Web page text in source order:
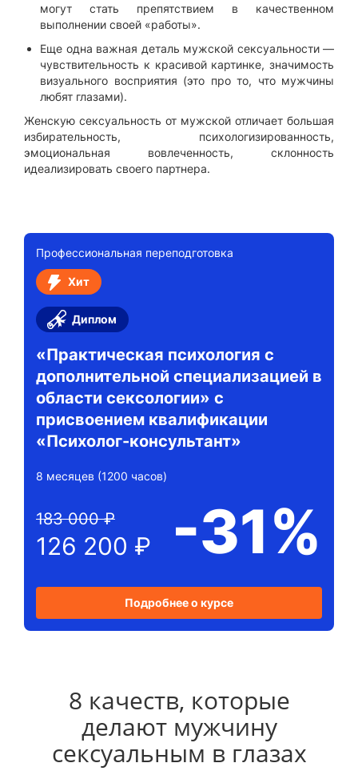
могут стать препятствием в качественном
выполнении своей «работы».
Еще одна важная деталь мужской сексуальности —
чувствительность к красивой картинке, значимость
визуального восприятия (это про то, что мужчины
любят глазами).
Женскую сексуальность от мужской отличает большая
избирательность, психологизированность,
эмоциональная вовлеченность, склонность
идеализировать своего партнера.
Профессиональная переподготовка
Хит
Диплом
«Практическая психология с
дополнительной специализацией в
области сексологии» с
присвоением квалификации
«Психолог-консультант»
8 месяцев (1200 часов)
126 200 ₽
183 000 ₽ -31%
Подробнее о курсе
8 качеств, которые
делают мужчину
сексуальным в глазах